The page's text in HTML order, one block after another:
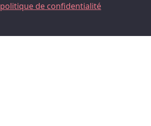
politique de confidentialité